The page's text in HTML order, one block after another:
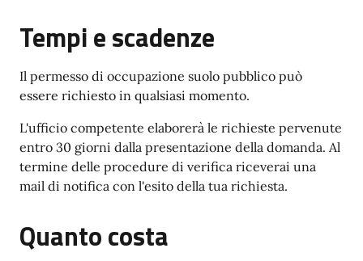
Tempi e scadenze
Il permesso di occupazione suolo pubblico può
essere richiesto in qualsiasi momento.
L'ufficio competente elaborerà le richieste pervenute
entro 30 giorni dalla presentazione della domanda. Al
termine delle procedure di verifica riceverai una
mail di notifica con l'esito della tua richiesta.
Quanto costa